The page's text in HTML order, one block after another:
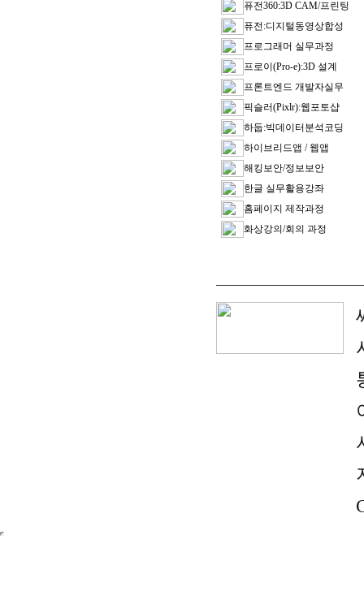
퓨전360:3D CAM/프린팅
퓨전:디지털동영상합성
프로그래머 실무과정
프로이(Pro-e):3D 설계
프론트엔드 개발자실무
픽슬러(Pixlr):웹포토샵
하둡:빅데이터분석코딩
하이브리드앱 / 웹앱
해킹보안/정보보안
한글 실무활용강좌
홈페이지 제작과정
화상강의/회의 과정